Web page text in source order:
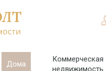
Дома
Коммерческая
недвижимость